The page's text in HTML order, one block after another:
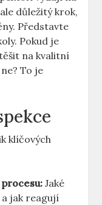
důležitý krok,
‍Představte⁣
Pokud je
na kvalitní
To je
klíčových
⁣procesu: ‍Jaké
jak reagují